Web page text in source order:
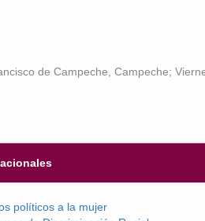
de Campeche, Campeche;
políticos a la mujer